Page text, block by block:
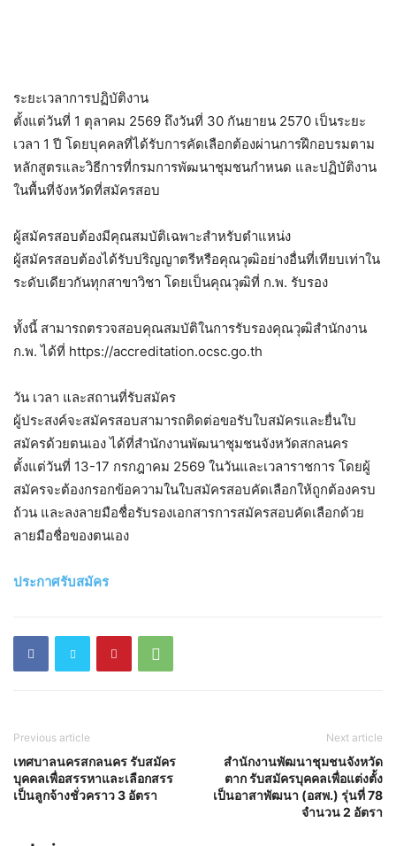
ระยะเวลาการปฏิบัติงาน
ตั้งแต่วันที่ 1 ตุลาคม 2569 ถึงวันที่ 30 กันยายน 2570 เป็นระยะ
เวลา 1 ปี โดยบุคคลที่ได้รับการคัดเลือกต้องผ่านการฝึกอบรมตาม
หลักสูตรและวิธีการที่กรมการพัฒนาชุมชนกำหนด และปฏิบัติงาน
ในพื้นที่จังหวัดที่สมัครสอบ
ผู้สมัครสอบต้องมีคุณสมบัติเฉพาะสำหรับตำแหน่ง
ผู้สมัครสอบต้องได้รับปริญญาตรีหรือคุณวุฒิอย่างอื่นที่เทียบเท่าใน
ระดับเดียวกันทุกสาขาวิชา โดยเป็นคุณวุฒิที่ ก.พ. รับรอง
ทั้งนี้ สามารถตรวจสอบคุณสมบัติในการรับรองคุณวุฒิสำนักงาน
ก.พ. ได้ที่ https://accreditation.ocsc.go.th
วัน เวลา และสถานที่รับสมัคร
ผู้ประสงค์จะสมัครสอบสามารถติดต่อขอรับใบสมัครและยื่นใบ
สมัครด้วยตนเอง ได้ที่สำนักงานพัฒนาชุมชนจังหวัดสกลนคร
ตั้งแต่วันที่ 13-17 กรกฎาคม 2569 ในวันและเวลาราชการ โดยผู้
สมัครจะต้องกรอกข้อความในใบสมัครสอบคัดเลือกให้ถูกต้องครบ
ถ้วน และลงลายมือชื่อรับรองเอกสารการสมัครสอบคัดเลือกด้วย
ลายมือชื่อของตนเอง
ประกาศรับสมัคร
Previous article
เทศบาลนครสกลนคร รับสมัคร
บุคคลเพื่อสรรหาและเลือกสรร
เป็นลูกจ้างชั่วคราว 3 อัตรา
Next article
สำนักงานพัฒนาชุมชนจังหวัด
ตาก รับสมัครบุคคลเพื่อแต่งตั้ง
เป็นอาสาพัฒนา (อสพ.) รุ่นที่ 78
จำนวน 2 อัตรา